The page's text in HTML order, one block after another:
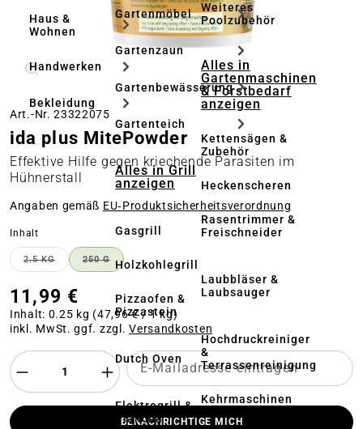
Haus &
Wohnen
Handwerken
Bekleidung
Gartenmöbel
Gartenzaun
Gartenbewässerung
Gartenteich
Alles in Grill
anzeigen
Gasgrill
Holzkohlegrill
Pizzaofen &
Pizzastein
Dutch Oven
Elektrogrill &
Plancha
Weiteres
Poolzubehör
Alles in
Gartenmaschinen
& Forstbedarf
anzeigen
Kettensägen &
Zubehör
Heckenscheren
Rasentrimmer &
Freischneider
Laubbläser &
Laubsauger
Hochdruckreiniger
&
Terrassenreinigung
Kehrmaschinen
Art.-Nr. 23322075
ida plus MitePowder
Effektive Hilfe gegen kriechende Parasiten im
Hühnerstall
Angaben gemäß EU‑Produktsicherheitsverordnung
Inhalt
2.5 KG(DIESE OPTION IST ZURZEIT NICHT VERFÜGBAR.)
250 G(DIESE OPTION IST ZURZEIT NICHT VERFÜGBAR.)
11,99 €
Inhalt: 0.25 kg (47,96 € / 1 kg)
inkl. MwSt. ggf. zzgl.Versandkosten
BENACHRICHTIGE MICH